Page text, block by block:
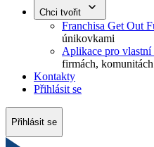
Chci tvořit
Franchisa Get Out
únikovkami
Aplikace pro vlastní
firmách, komunitách
Kontakty
Přihlásit se
Přihlásit se